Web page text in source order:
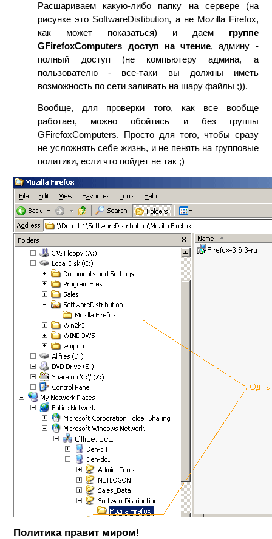
Расшариваем какую-либо папку на сервере (на
рисунке это SoftwareDistibution, а не Mozilla Firefox,
как может показаться) и даем группе
GFirefoxComputers доступ на чтение, админу -
полный доступ (не компьютеру админа, а
пользователю - все-таки вы должны иметь
возможность по сети заливать на шару файлы ;)).
Вообще, для проверки того, как все вообще
работает, можно обойтись и без группы
GFirefoxComputers. Просто для того, чтобы сразу
не усложнять себе жизнь, и не пенять на групповые
политики, если что пойдет не так ;)
Политика правит миром!